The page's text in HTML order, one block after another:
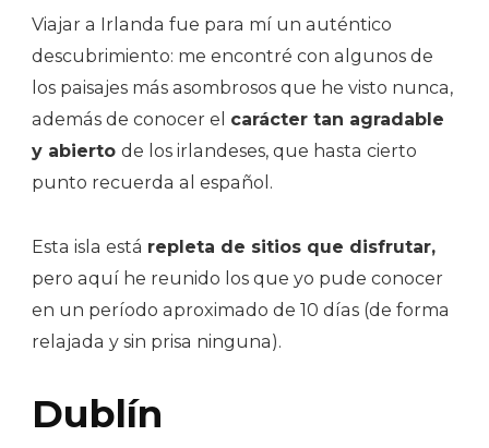
Viajar a Irlanda fue para mí un auténtico
descubrimiento: me encontré con algunos de
los paisajes más asombrosos que he visto nunca,
además de conocer el carácter tan agradable
y abierto de los irlandeses, que hasta cierto
punto recuerda al español.
Esta isla está repleta de sitios que disfrutar,
pero aquí he reunido los que yo pude conocer
en un período aproximado de 10 días (de forma
relajada y sin prisa ninguna).
Dublín